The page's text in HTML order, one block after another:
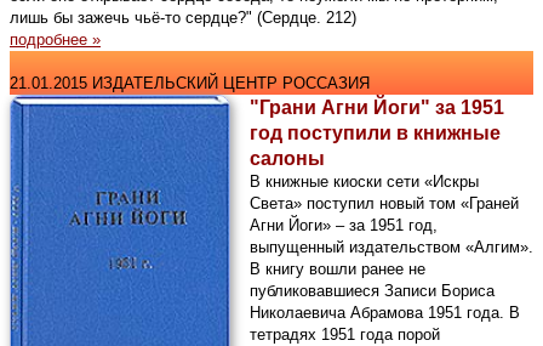
лишь бы зажечь чьё-то сердце?" (Сердце. 212)
подробнее »
21.01.2015 ИЗДАТЕЛЬСКИЙ ЦЕНТР РОССАЗИЯ
"Грани Агни Йоги" за 1951
год поступили в книжные
салоны
В книжные киоски сети «Искры
Света» поступил новый том «Граней
Агни Йоги» – за 1951 год,
выпущенный издательством «Алгим».
В книгу вошли ранее не
публиковавшиеся Записи Бориса
Николаевича Абрамова 1951 года. В
тетрадях 1951 года порой